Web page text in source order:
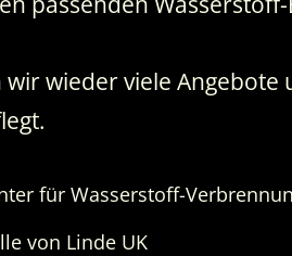
wir wieder viele
für Wasserstoff-
von Linde UK